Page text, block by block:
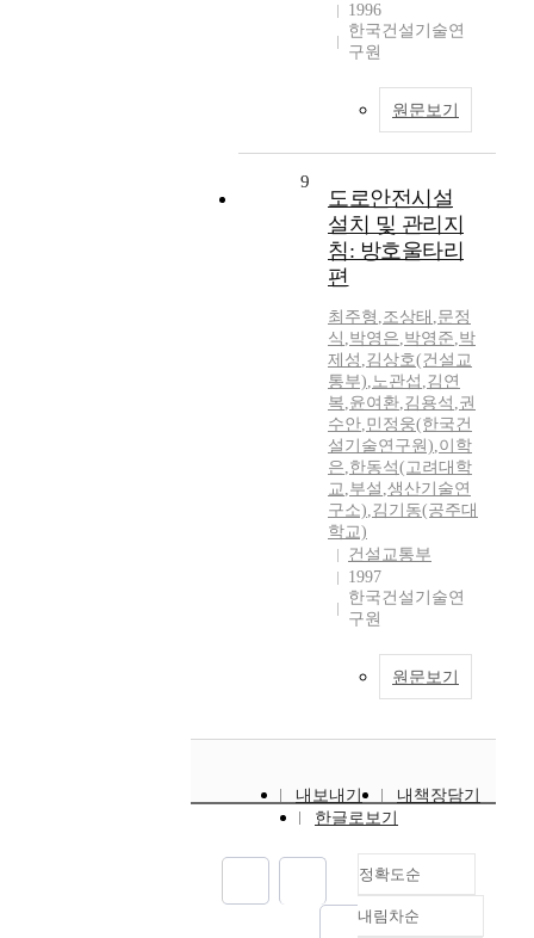
1996
한국건설기술연
구원
원문보기
9
도로안전시설
설치 및 관리지
침: 방호울타리
편
최주형 ,조상태 ,문정
식 ,박영은,박영준,박
제성 ,김상호(건설교
통부),노관섭 ,김연
복,윤여환,김용석 ,권
수안,민정웅(한국건
설기술연구원),이학
은,한동석(고려대학
교,부설 ,생산기술연
구소),김기동(공주대
학교)
건설교통부
1997
한국건설기술연
구원
원문보기
내보내기
내책장담기
한글로보기
정확도순
정확도
내림차순